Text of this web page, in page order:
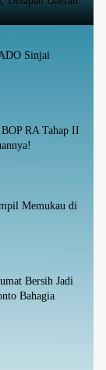
Sinjai
RA Tahap II
Memukau di
Bersih Jadi
Bahagia